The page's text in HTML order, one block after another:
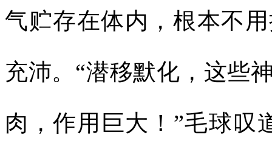
气贮存在体内，根本不
充沛。“潜移默化，这些
肉，作用巨大！”毛球叹